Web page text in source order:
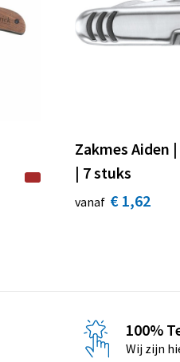
Zakmes Aiden
| 7 stuks
vanaf € 1,62
100%
Wij zijn